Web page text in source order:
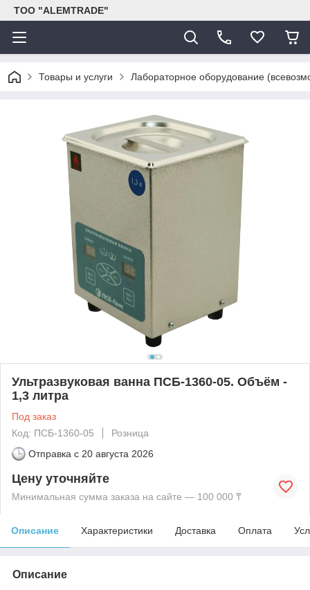
ТОО "ALEMTRADE"
Товары и услуги Лабораторное оборудование
Ультразвуковая ванна ПСБ-1360-05. Объём -
1,3 литра
Под заказ
Код: ПСБ-1360-05
Розница
Отправка с 20 августа 2026
Цену уточняйте
Минимальная сумма заказа на сайте — 100 000 ₸
Описание Характеристики Доставка Оплата
Описание